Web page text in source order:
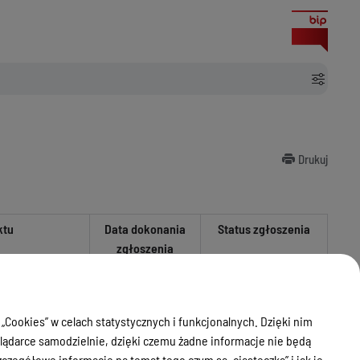
Drukuj
Data dokonania
zgłoszenia
Status zgłoszenia
wewnątrz
w celach statystycznych i funkcjonalnych. Dzięki nim
samodzielnie, dzięki czemu żadne informacje nie będą